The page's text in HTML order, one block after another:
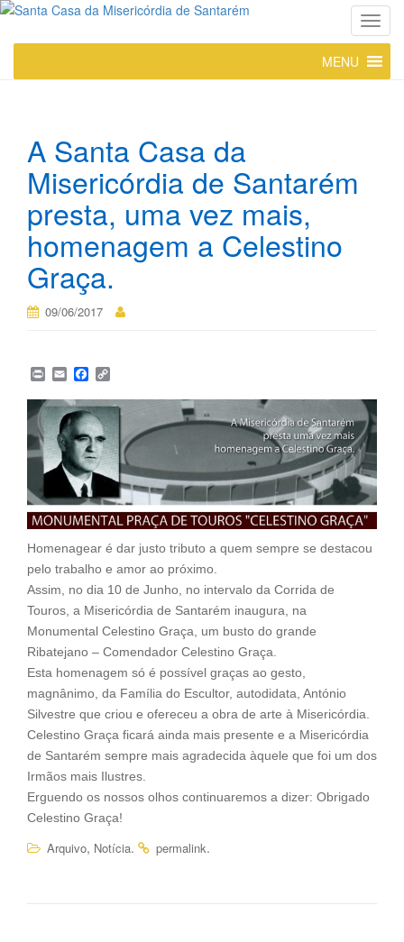
T
o
g
MENU
A Santa Casa da
Misericórdia de Santarém
presta, uma vez mais,
homenagem a Celestino
Graça.
09/06/2017
P
i
n
t
E
a
i
l
c
e
b
o
o
k
p
y
L
i
n
k
Homenagear é dar justo tributo a quem sempre se destacou
pelo trabalho e amor ao próximo.
Assim, no dia 10 de Junho, no intervalo da Corrida de
Touros, a Misericórdia de Santarém inaugura, na
Monumental Celestino Graça, um busto do grande
Ribatejano – Comendador Celestino Graça.
Esta homenagem só é possível graças ao gesto,
magnânimo, da Família do Escultor, autodidata, António
Silvestre que criou e ofereceu a obra de arte à Misericórdia.
Celestino Graça ficará ainda mais presente e a Misericórdia
de Santarém sempre mais agradecida àquele que foi um dos
Irmãos mais Ilustres.
Erguendo os nossos olhos continuaremos a dizer: Obrigado
Celestino Graça!
Arquivo, Notícia. permalink.